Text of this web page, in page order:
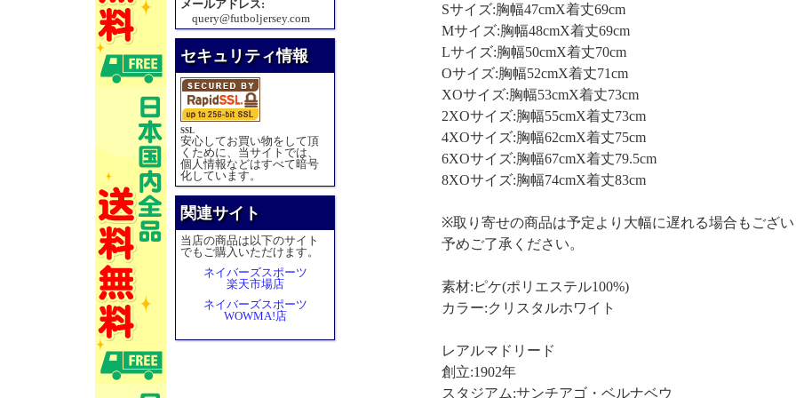
メールアドレス:
query@futboljersey.com
セキュリティ情報
SSL
安心してお買い物をして頂
くために、当サイトでは、
個人情報などはすべて暗号
化しています。
関連サイト
当店の商品は以下のサイト
でもご購入いただけます。
ネイバーズスポーツ
楽天市場店
ネイバーズスポーツ
WOWMA!店
Sサイズ:胸幅47cmX着丈69cm
Mサイズ:胸幅48cmX着丈69cm
Lサイズ:胸幅50cmX着丈70cm
Oサイズ:胸幅52cmX着丈71cm
XOサイズ:胸幅53cmX着丈73cm
2XOサイズ:胸幅55cmX着丈73cm
4XOサイズ:胸幅62cmX着丈75cm
6XOサイズ:胸幅67cmX着丈79.5cm
8XOサイズ:胸幅74cmX着丈83cm
※取り寄せの商品は予定より大幅に遅れる場合もござ
予めご了承ください。
素材:ピケ(ポリエステル100%)
カラー:クリスタルホワイト
レアルマドリード
創立:1902年
スタジアム:サンチアゴ・ベルナベウ